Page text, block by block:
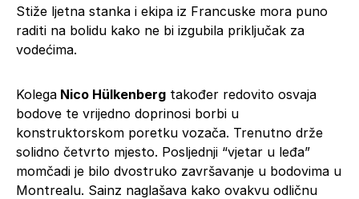
Stiže ljetna stanka i ekipa iz Francuske mora puno
raditi na bolidu kako ne bi izgubila priključak za
vodećima.
Kolega Nico Hülkenberg također redovito osvaja
bodove te vrijedno doprinosi borbi u
konstruktorskom poretku vozača. Trenutno drže
solidno četvrto mjesto. Posljednji “vjetar u leđa”
momčadi je bilo dvostruko završavanje u bodovima u
Montrealu. Sainz naglašava kako ovakvu odličnu